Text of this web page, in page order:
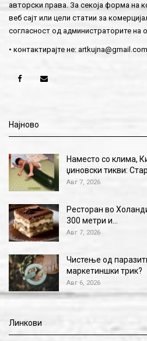
авторски права. За секоја форма на
веб сајт или цели статии за
согласност од администраторите на
• контактирајте не: artkujna@gmail.com
Најново
Наместо со клима,
џиновски тикви:
Авг 7, 2026
Ресторан во
300 метри и…
Авг 7, 2026
Чистење од
маркетиншки трик?
Авг 6, 2026
Линкови